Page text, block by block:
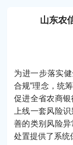
山东农
为进一步落实
合规”理念，统
促进全省农商
上线一套风险
善的类别风险
处置提供了系统